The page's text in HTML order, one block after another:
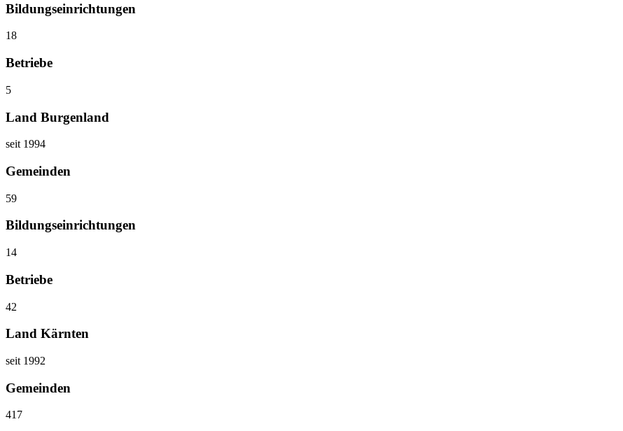
Bildungseinrichtungen
18
Betriebe
5
Land Burgenland
seit 1994
Gemeinden
59
Bildungseinrichtungen
14
Betriebe
42
Land Kärnten
seit 1992
Gemeinden
417